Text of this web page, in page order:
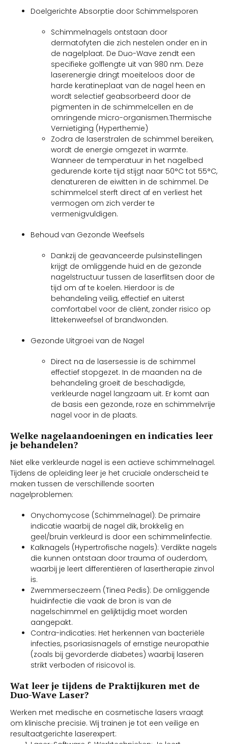
Doelgerichte Absorptie door Schimmelsporen
Schimmelnagels ontstaan door
dermatofyten die zich nestelen onder en in
de nagelplaat. De Duo-Wave zendt een
specifieke golflengte uit van 980 nm. Deze
laserenergie dringt moeiteloos door de
harde keratineplaat van de nagel heen en
wordt selectief geabsorbeerd door de
pigmenten in de schimmelcellen en de
omringende micro-organismen.Thermische
Vernietiging (Hyperthemie)
Zodra de laserstralen de schimmel bereiken,
wordt de energie omgezet in warmte.
Wanneer de temperatuur in het nagelbed
gedurende korte tijd stijgt naar 50°C tot 55°C,
denatureren de eiwitten in de schimmel. De
schimmelcel sterft direct af en verliest het
vermogen om zich verder te
vermenigvuldigen.
Behoud van Gezonde Weefsels
Dankzij de geavanceerde pulsinstellingen
krijgt de omliggende huid en de gezonde
nagelstructuur tussen de laserflitsen door de
tijd om af te koelen. Hierdoor is de
behandeling veilig, effectief en uiterst
comfortabel voor de cliënt, zonder risico op
littekenweefsel of brandwonden.
Gezonde Uitgroei van de Nagel
Direct na de lasersessie is de schimmel
effectief stopgezet. In de maanden na de
behandeling groeit de beschadigde,
verkleurde nagel langzaam uit. Er komt aan
de basis een gezonde, roze en schimmelvrije
nagel voor in de plaats.
Welke nagelaandoeningen en indicaties leer
je behandelen?
Niet elke verkleurde nagel is een actieve schimmelnagel.
Tijdens de opleiding leer je het cruciale onderscheid te
maken tussen de verschillende soorten
nagelproblemen:
Onychomycose (Schimmelnagel): De primaire
indicatie waarbij de nagel dik, brokkelig en
geel/bruin verkleurd is door een schimmelinfectie.
Kalknagels (Hypertrofische nagels): Verdikte nagels
die kunnen ontstaan door trauma of ouderdom,
waarbij je leert differentiëren of lasertherapie zinvol
is.
Zwemmerseczeem (Tinea Pedis): De omliggende
huidinfectie die vaak de bron is van de
nagelschimmel en gelijktijdig moet worden
aangepakt.
Contra-indicaties: Het herkennen van bacteriële
infecties, psoriasisnagels of ernstige neuropathie
(zoals bij gevorderde diabetes) waarbij laseren
strikt verboden of risicovol is.
Wat leer je tijdens de Praktijkuren met de
Duo-Wave Laser?
Werken met medische en cosmetische lasers vraagt
om klinische precisie. Wij trainen je tot een veilige en
resultaatgerichte laserexpert: